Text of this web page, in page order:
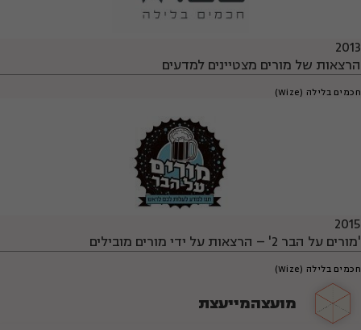
2013
הרצאות של מורים מצטיינים למדעים
חכמים בלילה (Wize)
2015
'מורים על הבר 2' – הרצאות על ידי מורים מובילים
חכמים בלילה (Wize)
מועצהמייעצת